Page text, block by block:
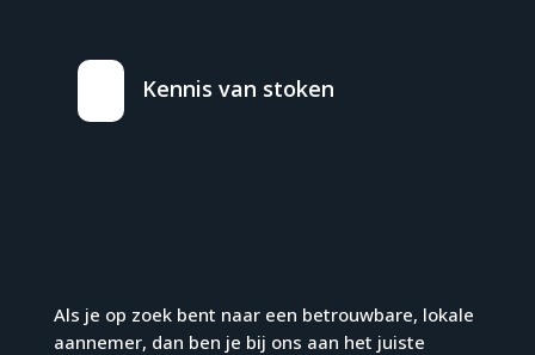
Kennis van stoken
Als je op zoek bent naar een betrouwbare, lokale
aannemer, dan ben je bij ons aan het juiste